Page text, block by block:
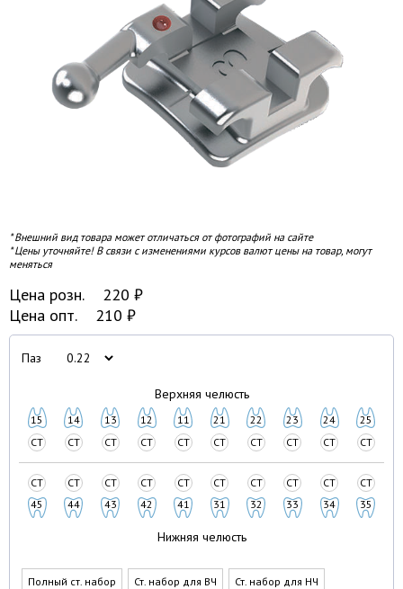
* Внешний вид товара может отличаться от фотографий на сайте
* Цены уточняйте! В связи с изменениями курсов валют цены на товар, могут
меняться
Цена розн. 220 ₽
Цена опт.
210 ₽
Паз
Верхняя челюсть
15
СТ
14
СТ
13
СТ
12
СТ
11
СТ
21
СТ
22
СТ
23
СТ
24
СТ
25
СТ
Нижняя челюсть
45
СТ
44
СТ
43
СТ
42
СТ
41
СТ
31
СТ
32
СТ
33
СТ
34
СТ
35
СТ
Полный ст. набор Ст. набор для ВЧ Ст. набор для НЧ